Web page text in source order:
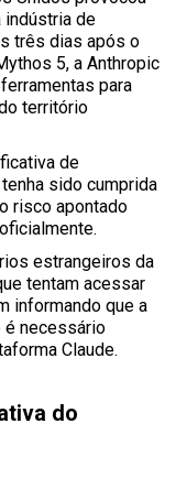
indústria de
três dias após o
5, a Anthropic
para
território
de
sido cumprida
risco apontado
estrangeiros da
tentam acessar
informando que a
é necessário
Claude.
do